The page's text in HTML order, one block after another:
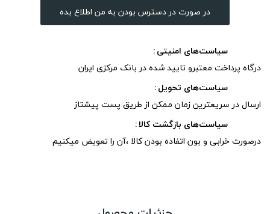
در صورت در دسترس بودن به من اطلاع بده
سیاست‌های امنیتی
درگاه پرداخت معتبرو تایید شده در بانک مرکزی ایران
سیاست‌های تحویل
ارسال در سریعترین زمان ممکن از طریق پست پیشتاز
سیاست‌های بازگشت کالا
درصورت خرابی و بون اتفاده بودن کالا ،آن را تعویض میکنیم